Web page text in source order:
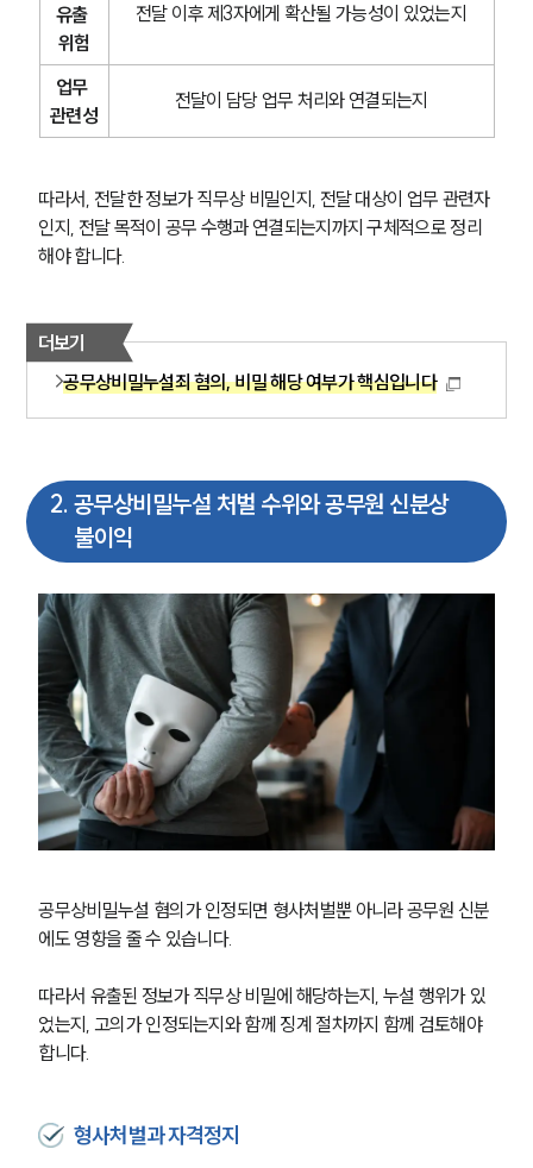
유출
위험
전달 이후 제3자에게 확산될 가능성이 있었는지
업무
관련성
전달이 담당 업무 처리와 연결되는지
따라서, 전달한 정보가 직무상 비밀인지, 전달 대상이 업무 관련자
인지, 전달 목적이 공무 수행과 연결되는지까지 구체적으로 정리
해야 합니다.
더보기
공무상비밀누설죄 혐의, 비밀 해당 여부가 핵심입니다
2. 공무상비밀누설 처벌 수위와 공무원 신분상
불이익
공무상비밀누설 혐의가 인정되면 형사처벌뿐 아니라 공무원 신분
에도 영향을 줄 수 있습니다.
따라서 유출된 정보가 직무상 비밀에 해당하는지, 누설 행위가 있
었는지, 고의가 인정되는지와 함께 징계 절차까지 함께 검토해야
합니다.
형사처벌과 자격정지